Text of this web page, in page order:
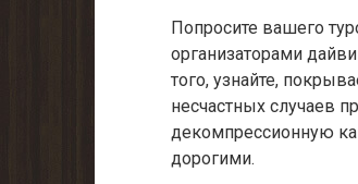
Попросите вашего
организаторами
того, узнайте,
несчастных случаев
декомпрессионную
дорогими.